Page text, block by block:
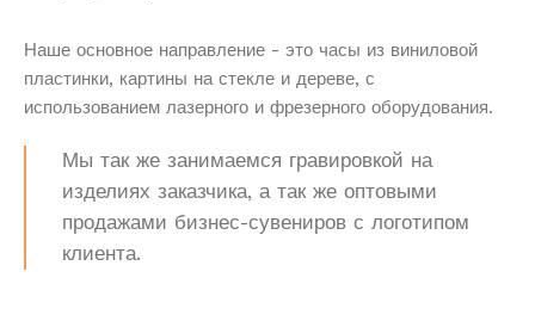
Наше основное направление - это часы из виниловой
пластинки, картины на стекле и дереве, с
использованием лазерного и фрезерного оборудования.
Мы так же занимаемся гравировкой на
изделиях заказчика, а так же оптовыми
продажами бизнес-сувениров с логотипом
клиента.